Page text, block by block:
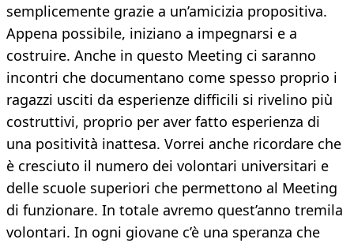
semplicemente grazie a un’amicizia propositiva.
Appena possibile, iniziano a impegnarsi e a
costruire. Anche in questo Meeting ci saranno
incontri che documentano come spesso proprio i
ragazzi usciti da esperienze difficili si rivelino più
costruttivi, proprio per aver fatto esperienza di
una positività inattesa. Vorrei anche ricordare che
è cresciuto il numero dei volontari universitari e
delle scuole superiori che permettono al Meeting
di funzionare. In totale avremo quest’anno tremila
volontari. In ogni giovane c’è una speranza che